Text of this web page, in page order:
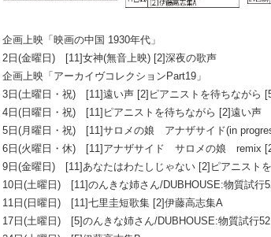
企画上映「映画の中国 1930年代」
2日(金曜日) [11]女神(無音上映) [2]深夜の歌声
企画上映「アーカイヴコレクションPart19」
3日(土曜日・祝) [11]遠い声 [2]ピアニストを待ちながら
4日(日曜日・祝) [11]ピアニストを待ちながら [2]遠い声
5日(月曜日・祝) [11]サロメの娘 アナザサイド(in
6日(火曜日・休) [11]アナザサイド サロメの娘 remix
9日(金曜日) [11]あなたはわたしじゃない [2]ピアニスト
10日(土曜日) [11]のんきな姉さん/DUBHOUSE:物質試行
11日(日曜日) [11]七里圭短歌集 [2]伊藤高志集A
17日(土曜日) [5]のんきな姉さん/DUBHOUSE:物質試行52